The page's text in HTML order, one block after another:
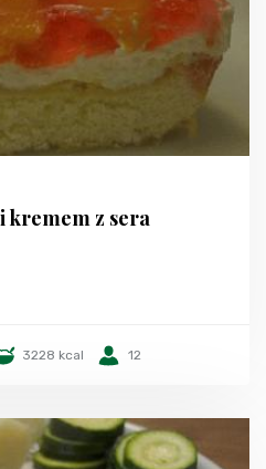
kremem z sera
3228 kcal 12